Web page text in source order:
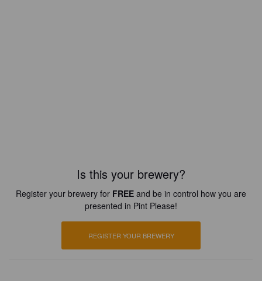
Is this your brewery?
Register your brewery for FREE and be in control how you are
presented in Pint Please!
REGISTER YOUR BREWERY